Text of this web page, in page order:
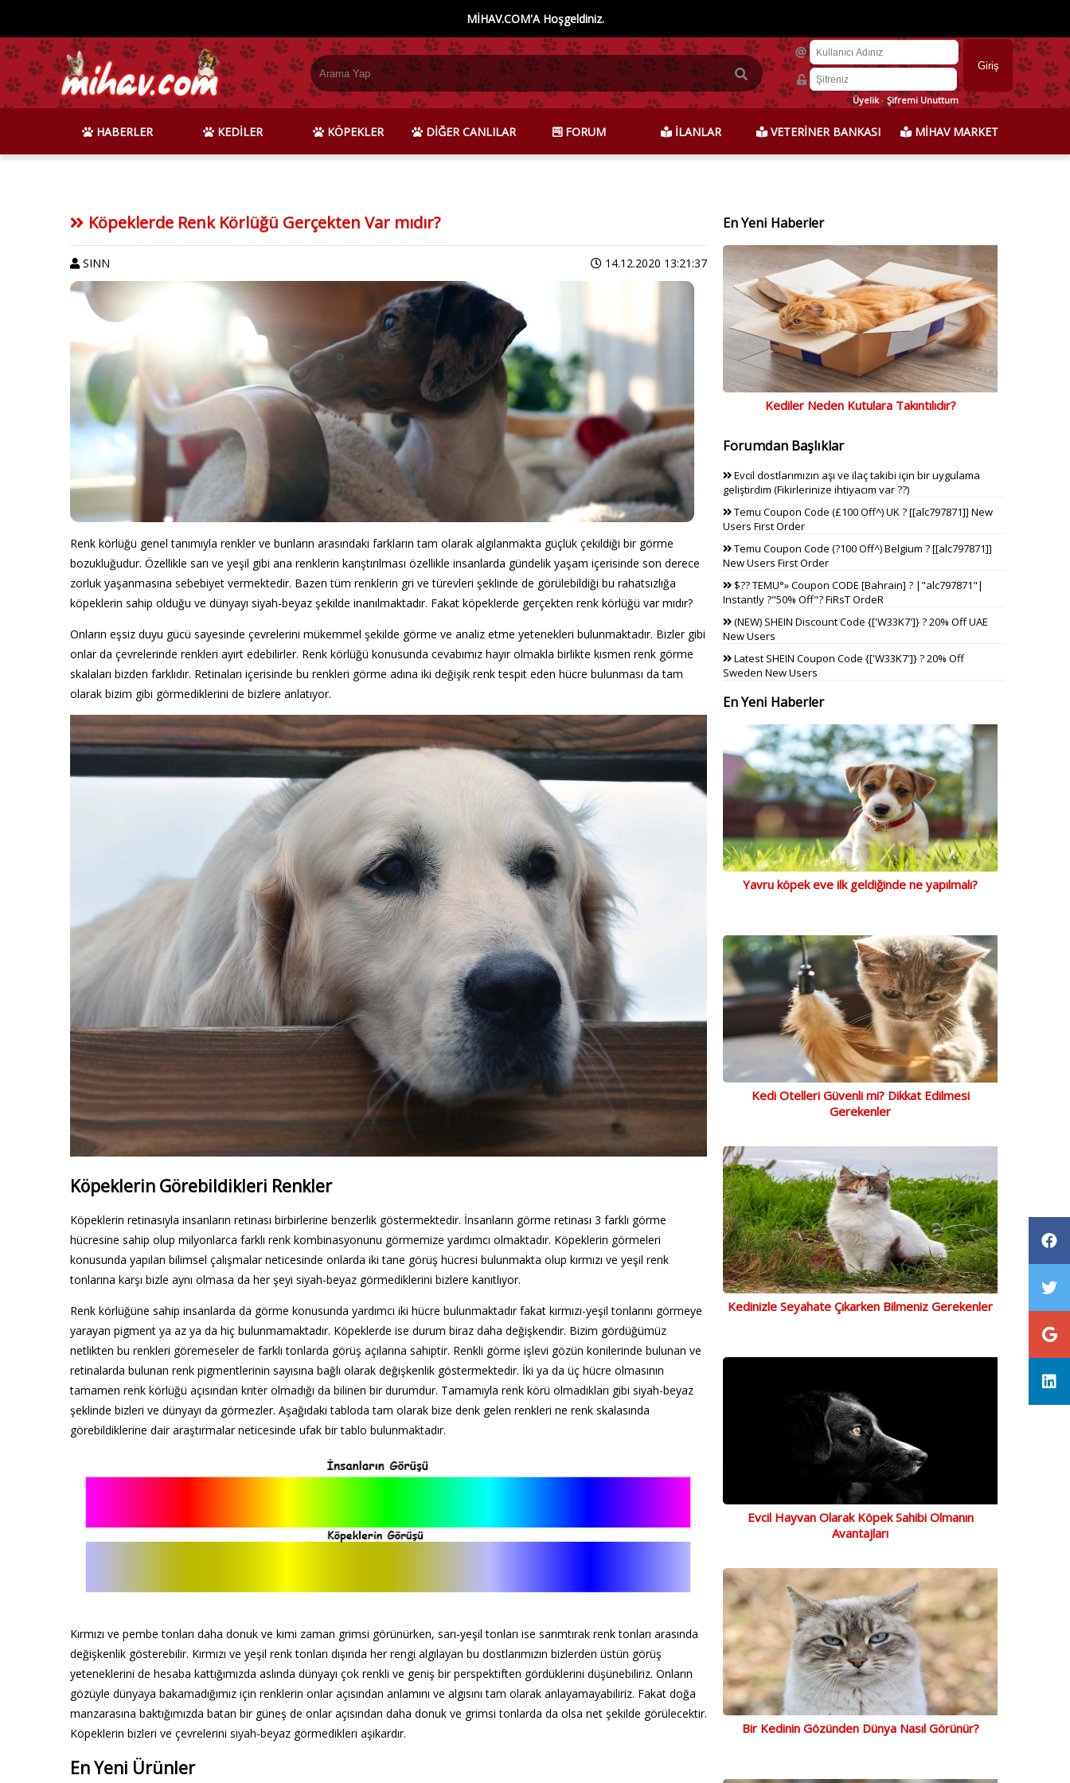
MİHAV.COM'A Hoşgeldiniz.
Üyelik-Şifremi Unuttum
HABERLER KEDİLER KÖPEKLER DİĞER CANLILAR FORUM İLANLAR VETERİNER BANKASI MİHAV MARKET
Köpeklerde Renk Körlüğü Gerçekten Var mıdır?
SINN 14.12.2020 13:21:37
Renk körlüğü genel tanımıyla renkler ve bunların arasındaki farkların tam olarak algılanmakta güçlük çekildiği bir görme
bozukluğudur. Özellikle sarı ve yeşil gibi ana renklerin karıştırılması özellikle insanlarda gündelik yaşam içerisinde son derece
zorluk yaşanmasına sebebiyet vermektedir. Bazen tüm renklerin gri ve türevleri şeklinde de görülebildiği bu rahatsızlığa
köpeklerin sahip olduğu ve dünyayı siyah-beyaz şekilde inanılmaktadır. Fakat köpeklerde gerçekten renk körlüğü var mıdır?
Onların eşsiz duyu gücü sayesinde çevrelerini mükemmel şekilde görme ve analiz etme yetenekleri bulunmaktadır. Bizler gibi
onlar da çevrelerinde renkleri ayırt edebilirler. Renk körlüğü konusunda cevabımız hayır olmakla birlikte kısmen renk görme
skalaları bizden farklıdır. Retinaları içerisinde bu renkleri görme adına iki değişik renk tespit eden hücre bulunması da tam
olarak bizim gibi görmediklerini de bizlere anlatıyor.
Köpeklerin Görebildikleri Renkler
Köpeklerin retinasıyla insanların retinası birbirlerine benzerlik göstermektedir. İnsanların görme retinası 3 farklı görme
hücresine sahip olup milyonlarca farklı renk kombinasyonunu görmemize yardımcı olmaktadır. Köpeklerin görmeleri
konusunda yapılan bilimsel çalışmalar neticesinde onlarda iki tane görüş hücresi bulunmakta olup kırmızı ve yeşil renk
tonlarına karşı bizle aynı olmasa da her şeyi siyah-beyaz görmediklerini bizlere kanıtlıyor.
Renk körlüğüne sahip insanlarda da görme konusunda yardımcı iki hücre bulunmaktadır fakat kırmızı-yeşil tonlarını görmeye
yarayan pigment ya az ya da hiç bulunmamaktadır. Köpeklerde ise durum biraz daha değişkendir. Bizim gördüğümüz
netlikten bu renkleri göremeseler de farklı tonlarda görüş açılarına sahiptir. Renkli görme işlevi gözün konilerinde bulunan ve
retinalarda bulunan renk pigmentlerinin sayısına bağlı olarak değişkenlik göstermektedir. İki ya da üç hücre olmasının
tamamen renk körlüğü açısından kriter olmadığı da bilinen bir durumdur. Tamamıyla renk körü olmadıkları gibi siyah-beyaz
şeklinde bizleri ve dünyayı da görmezler. Aşağıdaki tabloda tam olarak bize denk gelen renkleri ne renk skalasında
görebildiklerine dair araştırmalar neticesinde ufak bir tablo bulunmaktadır.
Kırmızı ve pembe tonları daha donuk ve kimi zaman grimsi görünürken, sarı-yeşil tonları ise sarımtırak renk tonları arasında
değişkenlik gösterebilir. Kırmızı ve yeşil renk tonları dışında her rengi algılayan bu dostlarımızın bizlerden üstün görüş
yeteneklerini de hesaba kattığımızda aslında dünyayı çok renkli ve geniş bir perspektiften gördüklerini düşünebiliriz. Onların
gözüyle dünyaya bakamadığımız için renklerin onlar açısından anlamını ve algısını tam olarak anlayamayabiliriz. Fakat doğa
manzarasına baktığımızda batan bir güneş de onlar açısından daha donuk ve grimsi tonlarda da olsa net şekilde görülecektir.
Köpeklerin bizleri ve çevrelerini siyah-beyaz görmedikleri aşikardır.
En Yeni Ürünler
En Yeni Haberler
Kediler Neden Kutulara Takıntılıdır?
Forumdan Başlıklar
Evcil dostlarımızın aşı ve ilaç takibi için bir uygulama
geliştirdim (Fikirlerinize ihtiyacım var ??)
Temu Coupon Code (£100 Off^) UK ? [[alc797871]] New
Users First Order
Temu Coupon Code (?100 Off^) Belgium ? [[alc797871]]
New Users First Order
$?? TEMU°» Coupon CODE [Bahrain] ? |"alc797871"|
Instantly ?"50% Off"? FiRsT OrdeR
(NEW) SHEIN Discount Code {['W33K7']} ? 20% Off UAE
New Users
Latest SHEIN Coupon Code {['W33K7']} ? 20% Off
Sweden New Users
En Yeni Haberler
Yavru köpek eve ilk geldiğinde ne yapılmalı?
Kedi Otelleri Güvenli mi? Dikkat Edilmesi
Gerekenler
Kedinizle Seyahate Çıkarken Bilmeniz Gerekenler
Evcil Hayvan Olarak Köpek Sahibi Olmanın
Avantajları
Bir Kedinin Gözünden Dünya Nasıl Görünür?